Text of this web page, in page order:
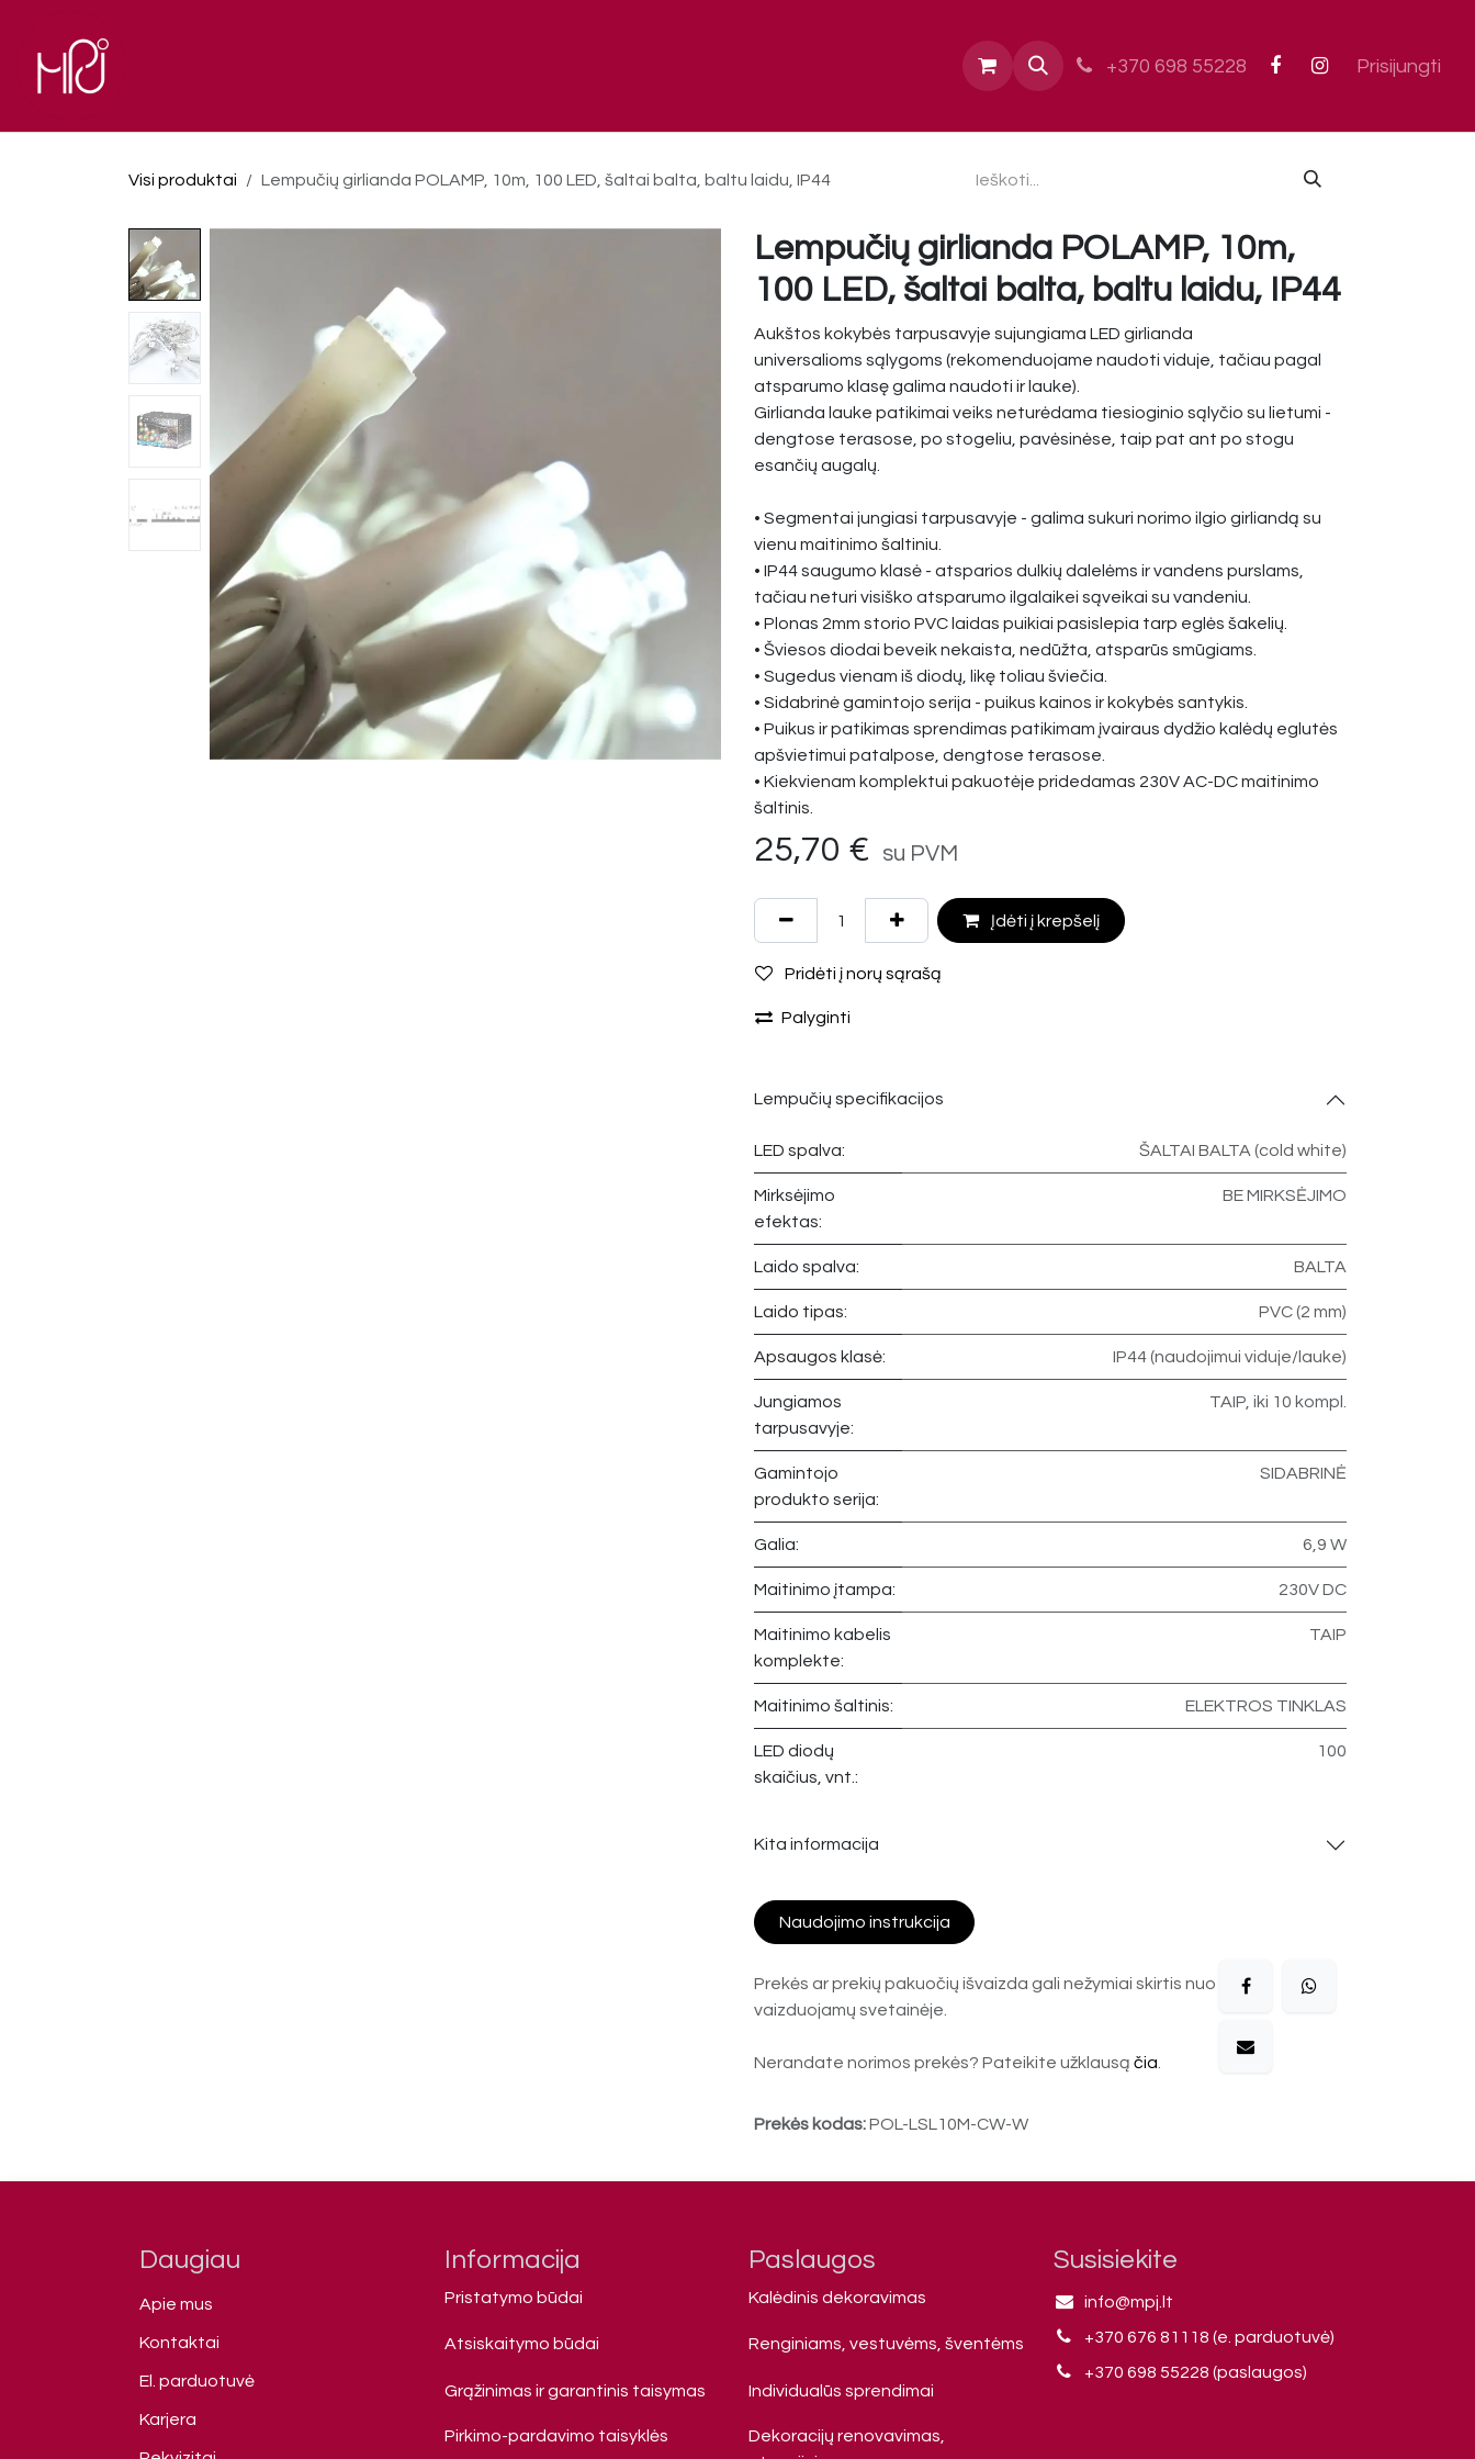
Kontaktai +370 698 55228 Prisijungti
Visi produktai Lempučių girlianda POLAMP, 10m, 100 LED, šaltai balta, baltu laidu, IP44
Lempučių girlianda POLAMP, 10m,
100 LED, šaltai balta, baltu laidu, IP44
Aukštos kokybės tarpusavyje sujungiama LED girlianda
universalioms sąlygoms (rekomenduojame naudoti viduje, tačiau pagal
atsparumo klasę galima naudoti ir lauke).
Girlianda lauke patikimai veiks neturėdama tiesioginio sąlyčio su lietumi -
dengtose terasose, po stogeliu, pavėsinėse, taip pat ant po stogu
esančių augalų.
• Segmentai jungiasi tarpusavyje - galima sukuri norimo ilgio girliandą su
vienu maitinimo šaltiniu.
• IP44 saugumo klasė - atsparios dulkių dalelėms ir vandens purslams,
tačiau neturi visiško atsparumo ilgalaikei sąveikai su vandeniu.
• Plonas 2mm storio PVC laidas puikiai pasislepia tarp eglės šakelių.
• Šviesos diodai beveik nekaista, nedūžta, atsparūs smūgiams.
• Sugedus vienam iš diodų, likę toliau šviečia.
• Sidabrinė gamintojo serija - puikus kainos ir kokybės santykis.
• Puikus ir patikimas sprendimas patikimam įvairaus dydžio kalėdų eglutės
apšvietimui patalpose, dengtose terasose.
• Kiekvienam komplektui pakuotėje pridedamas 230V AC-DC maitinimo
šaltinis.
25,70 € su PVM
Įdėti į krepšelį
Pridėti į norų sąrašą
Palyginti
Lempučių specifikacijos
LED spalva: ŠALTAI BALTA (cold white)
Mirksėjimo
efektas:
BE MIRKSĖJIMO
Laido spalva: BALTA
Laido tipas: PVC (2 mm)
Apsaugos klasė: IP44 (naudojimui viduje/lauke)
Jungiamos
tarpusavyje:
TAIP, iki 10 kompl.
Gamintojo
produkto serija:
SIDABRINĖ
Galia: 6,9 W
Maitinimo įtampa: 230V DC
Maitinimo kabelis
komplekte:
TAIP
Maitinimo šaltinis: ELEKTROS TINKLAS
LED diodų
skaičius, vnt.:
100
Kita informacija
Naudojimo instrukcija
Prekės ar prekių pakuočių išvaizda gali nežymiai skirtis nuo
vaizduojamų svetainėje.
Nerandate norimos prekės? Pateikite užklausą čia
Prekės kodas:POL-LSL10M-CW-W
Daugiau
Apie mus
Kontaktai
El. parduotuvė
Karjera
Informacija
Pristatymo būdai
Atsiskaitymo būdai
Grąžinimas ir garantinis taisymas
Pirkimo-pardavimo taisyklės
Paslaugos
Kalėdinis dekoravimas
Renginiams, vestuvėms, šventėms
Individualūs sprendimai
Dekoracijų renovavimas,
Susisiekite
info@mpj.lt
+370 676 81118 (e. parduotuvė)
+370 698 55228 (paslaugos)